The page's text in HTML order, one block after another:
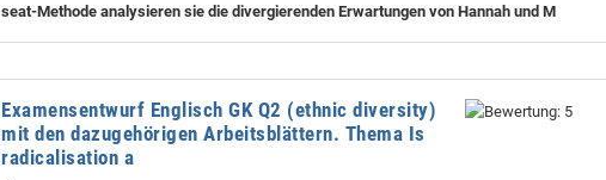
seat-Methode analysieren sie die divergierenden Erwartungen von Hannah und M
Examensentwurf Englisch GK Q2 (ethnic diversity)
mit den dazugehörigen Arbeitsblättern. Thema Is
radicalisation a